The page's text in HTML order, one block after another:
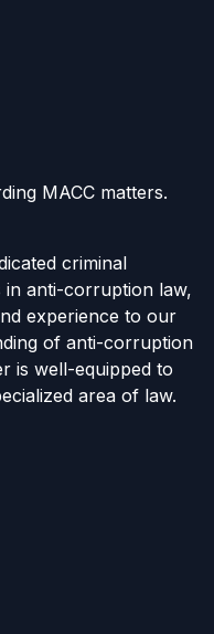
MACC matters.
criminal
in anti-corruption law,
experience to our
of anti-corruption
is well-equipped to
area of law.